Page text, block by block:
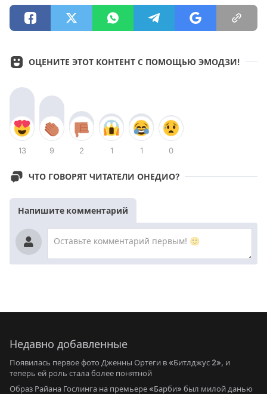
ОЦЕНИТЕ ЭТОТ КОНТЕНТ С ПОМОЩЬЮ ЭМОДЗИ!
13 9 2 1 1 0
ЧТО ГОВОРЯТ ЧИТАТЕЛИ ОНЕДИО?
Напишите комментарий
Недавно добавленные
Появилась первое фото Дженны Ортеги в «Битлджус 2», и
теперь ей роль стала более понятной
Образ Райана Гослинга на премьере «Барби» был милой данью